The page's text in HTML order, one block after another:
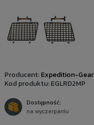
Producent:Expedition-Gear
Kod produktu:EGLRD2MP
Dostępność:
na wyczerpaniu